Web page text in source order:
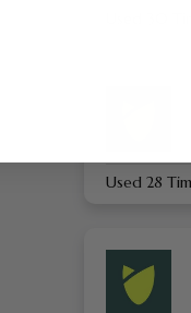
Used 28